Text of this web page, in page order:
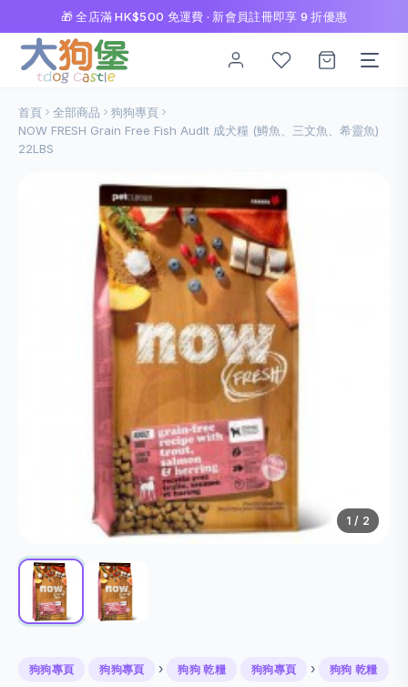
🎁 全店滿 HK$500 免運費 · 新會員註冊即享 9 折優惠
首頁 全部商品
狗狗專頁
NOW FRESH Grain Free Fish Audlt 成犬糧 (鱒魚、三文魚、希靈魚)
22LBS
1 / 2
狗狗專頁 狗狗專頁 › 狗狗 乾糧 狗狗專頁 › 狗狗 乾糧